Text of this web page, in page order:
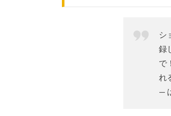
シ
録
で
れ
—